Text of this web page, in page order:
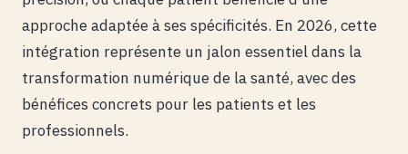
approche adaptée à ses spécificités. En 2026, cette
intégration représente un jalon essentiel dans la
transformation numérique de la santé, avec des
bénéfices concrets pour les patients et les
professionnels.